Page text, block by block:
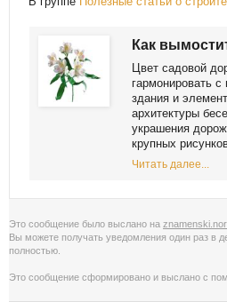
Как
Цвет садовой
гармонировать с
здания и
архитектуры
украшения
крупных
Читать далее...
Это сообщение было выслано на
Вы можете получать уведомления один раз в
полностью
Это сообщение сформировано и выслано с